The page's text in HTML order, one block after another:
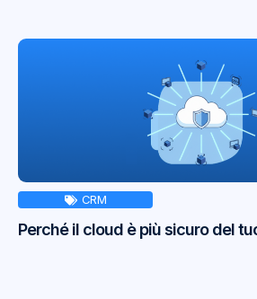
CRM
Perché il cloud è più sicuro del